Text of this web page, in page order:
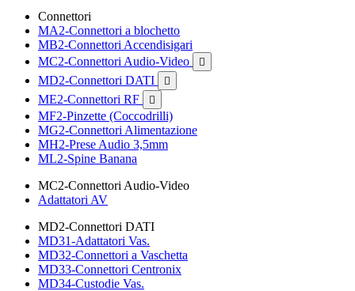
Connettori
MA2-Connettori a blochetto
MB2-Connettori Accendisigari
MC2-Connettori Audio-Video

MD2-Connettori DATI 
ME2-Connettori RF 
MF2-Pinzette (Coccodrilli)
MG2-Connettori Alimentazione
MH2-Prese Audio 3,5mm
ML2-Spine Banana
MC2-Connettori Audio-Video
Adattatori AV
MD2-Connettori DATI
MD31-Adattatori Vas.
MD32-Connettori a Vaschetta
MD33-Connettori Centronix
MD34-Custodie Vas.